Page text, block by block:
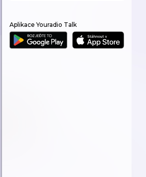
Aplikace Youradio Talk